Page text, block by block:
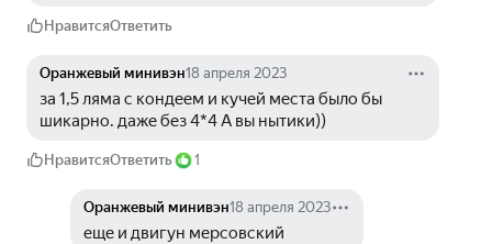
НравитсяОтветить
Оранжевый минивэн18 апреля 2023
за 1,5 ляма с кондеем и кучей места было бы
шикарно. даже без 4*4 А вы нытики))
НравитсяОтветить 1
Оранжевый минивэн18 апреля 2023
еще и двигун мерсовский